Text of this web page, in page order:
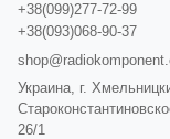
+38(099)277-72-99
+38(093)068-90-37
Украина, г.
26/1